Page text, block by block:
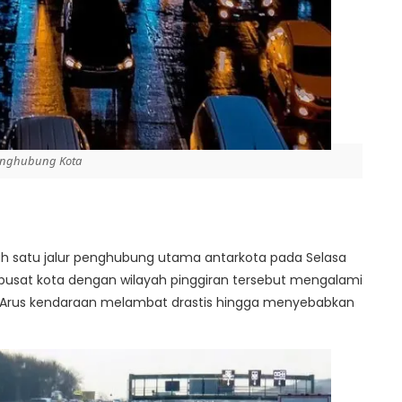
Kota
satu jalur penghubung utama antarkota pada Selasa
kota dengan wilayah pinggiran tersebut mengalami
kendaraan melambat drastis hingga menyebabkan